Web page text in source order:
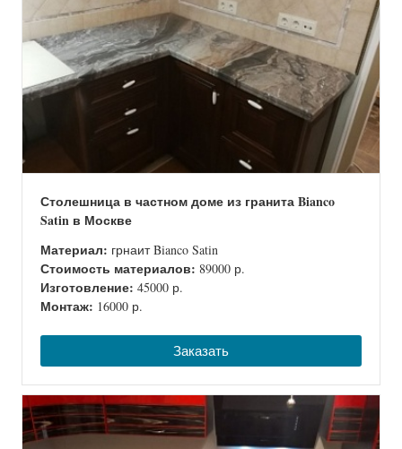
Столешница в частном доме из гранита Bianco
Satin в Москве
Материал: грнаит Bianco Satin
Стоимость материалов: 89000 р.
Изготовление: 45000 р.
Монтаж: 16000 р.
Заказать